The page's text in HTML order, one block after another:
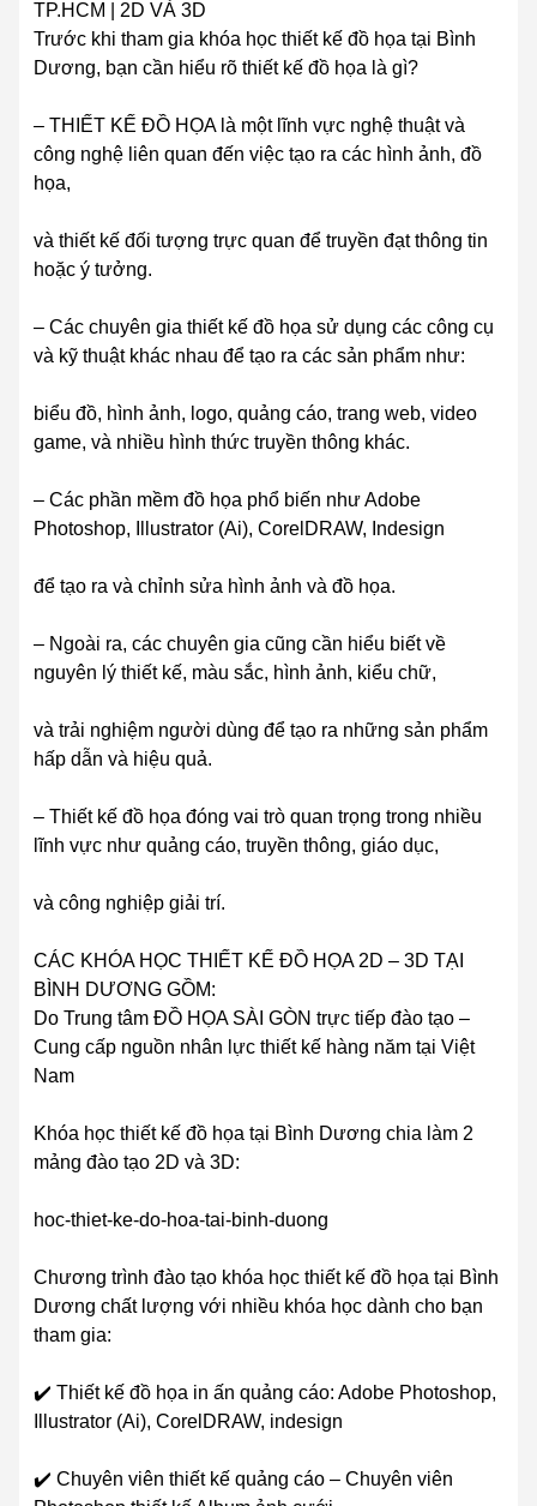
TP.HCM | 2D VÀ 3D
Trước khi tham gia khóa học thiết kế đồ họa tại Bình
Dương, bạn cần hiểu rõ thiết kế đồ họa là gì?
– THIẾT KẾ ĐỒ HỌA là một lĩnh vực nghệ thuật và
công nghệ liên quan đến việc tạo ra các hình ảnh, đồ
họa,
và thiết kế đối tượng trực quan để truyền đạt thông tin
hoặc ý tưởng.
– Các chuyên gia thiết kế đồ họa sử dụng các công cụ
và kỹ thuật khác nhau để tạo ra các sản phẩm như:
biểu đồ, hình ảnh, logo, quảng cáo, trang web, video
game, và nhiều hình thức truyền thông khác.
– Các phần mềm đồ họa phổ biến như Adobe
Photoshop, Illustrator (Ai), CorelDRAW, Indesign
để tạo ra và chỉnh sửa hình ảnh và đồ họa.
– Ngoài ra, các chuyên gia cũng cần hiểu biết về
nguyên lý thiết kế, màu sắc, hình ảnh, kiểu chữ,
và trải nghiệm người dùng để tạo ra những sản phẩm
hấp dẫn và hiệu quả.
– Thiết kế đồ họa đóng vai trò quan trọng trong nhiều
lĩnh vực như quảng cáo, truyền thông, giáo dục,
và công nghiệp giải trí.
CÁC KHÓA HỌC THIẾT KẾ ĐỒ HỌA 2D – 3D TẠI
BÌNH DƯƠNG GỒM:
Do Trung tâm ĐỒ HỌA SÀI GÒN trực tiếp đào tạo –
Cung cấp nguồn nhân lực thiết kế hàng năm tại Việt
Nam
Khóa học thiết kế đồ họa tại Bình Dương chia làm 2
mảng đào tạo 2D và 3D:
hoc-thiet-ke-do-hoa-tai-binh-duong
Chương trình đào tạo khóa học thiết kế đồ họa tại Bình
Dương chất lượng với nhiều khóa học dành cho bạn
tham gia:
✔️ Thiết kế đồ họa in ấn quảng cáo: Adobe Photoshop,
Illustrator (Ai), CorelDRAW, indesign
✔️ Chuyên viên thiết kế quảng cáo – Chuyên viên